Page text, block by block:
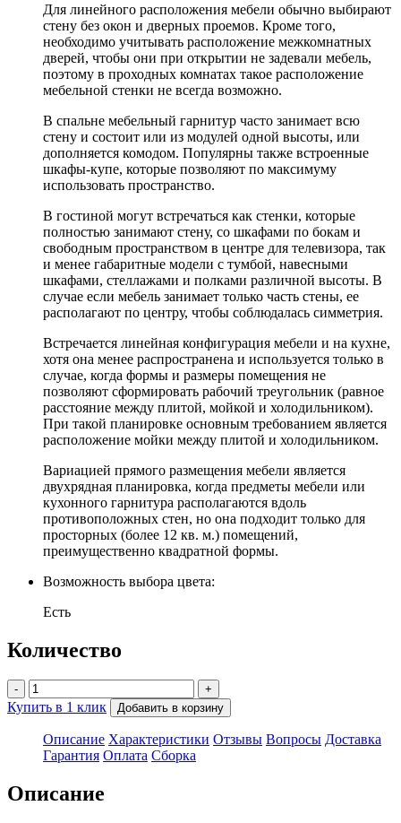
Для линейного расположения мебели обычно выбирают
стену без окон и дверных проемов. Кроме того,
необходимо учитывать расположение межкомнатных
дверей, чтобы они при открытии не задевали мебель,
поэтому в проходных комнатах такое расположение
мебельной стенки не всегда возможно.
В спальне мебельный гарнитур часто занимает всю
стену и состоит или из модулей одной высоты, или
дополняется комодом. Популярны также встроенные
шкафы-купе, которые позволяют по максимуму
использовать пространство.
В гостиной могут встречаться как стенки, которые
полностью занимают стену, со шкафами по бокам и
свободным пространством в центре для телевизора, так
и менее габаритные модели с тумбой, навесными
шкафами, стеллажами и полками различной высоты. В
случае если мебель занимает только часть стены, ее
располагают по центру, чтобы соблюдалась симметрия.
Встречается линейная конфигурация мебели и на кухне,
хотя она менее распространена и используется только в
случае, когда формы и размеры помещения не
позволяют сформировать рабочий треугольник (равное
расстояние между плитой, мойкой и холодильником).
При такой планировке основным требованием является
расположение мойки между плитой и холодильником.
Вариацией прямого размещения мебели является
двухрядная планировка, когда предметы мебели или
кухонного гарнитура располагаются вдоль
противоположных стен, но она подходит только для
просторных (более 12 кв. м.) помещений,
преимущественно квадратной формы.
Возможность выбора цвета:
Есть
Количество
- +
Купить в 1 клик Добавить в корзину
Описание Характеристики Отзывы Вопросы Доставка
Гарантия Оплата Сборка
Описание